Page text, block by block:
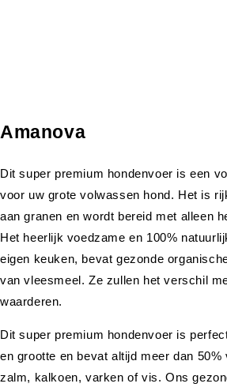
Amanova
Dit super premium hondenvoer is een
voor uw grote volwassen hond. Het is
aan granen en wordt bereid met alleen
Het heerlijk voedzame en 100%
eigen keuken, bevat gezonde
van vleesmeel. Ze zullen het verschil
waarderen.
Dit super premium hondenvoer is
en grootte en bevat altijd meer dan 50%
zalm, kalkoen, varken of vis. Ons